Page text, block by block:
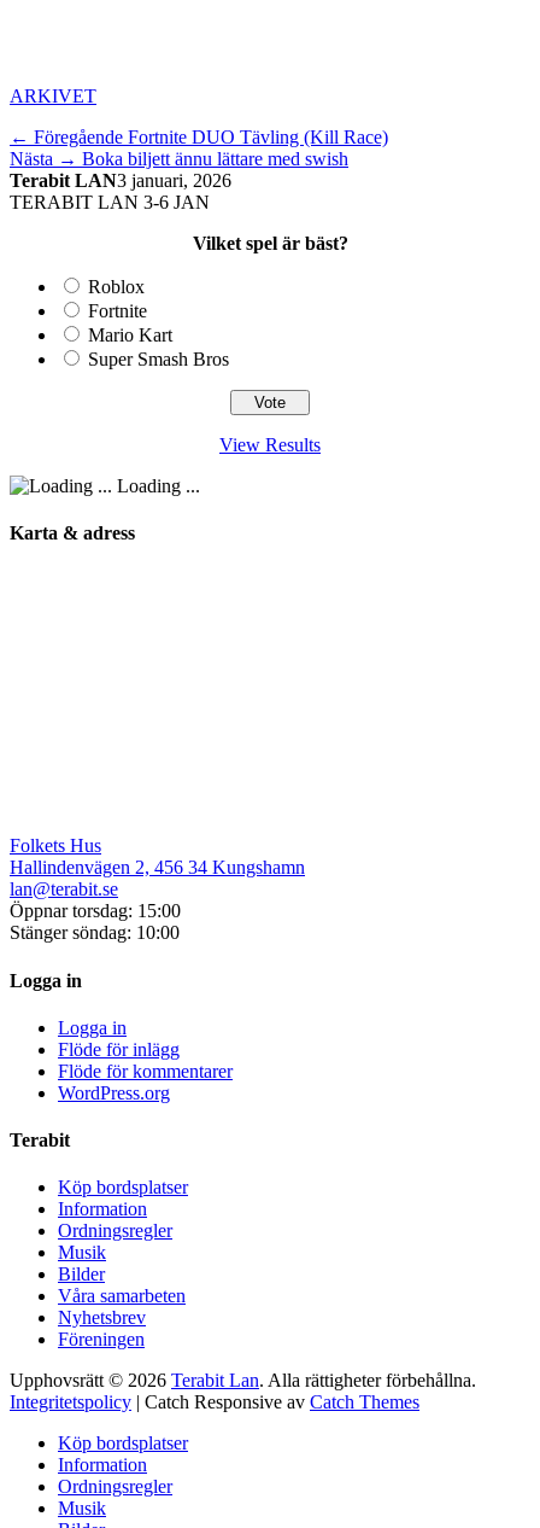
Kategorier
ARKIVET
Inläggsnavigering
← Föregående Föregående
inlägg:
Fortnite DUO Tävling (Kill Race)
Nästa → Nästa
inlägg:
Boka biljett ännu lättare med swish
Terabit LAN3 januari, 2026
TERABIT LAN 3-6 JAN
Vilket spel är bäst?
Roblox
Fortnite
Mario Kart
Super Smash Bros
View Results
Loading ...
Karta & adress
Folkets Hus
Hallindenvägen 2, 456 34 Kungshamn
lan@terabit.se
Öppnar torsdag: 15:00
Stänger söndag: 10:00
Logga in
Logga in
Flöde för inlägg
Flöde för kommentarer
WordPress.org
Terabit
Köp bordsplatser
Information
Ordningsregler
Musik
Bilder
Våra samarbeten
Nyhetsbrev
Föreningen
Upphovsrätt © 2026 Terabit Lan. Alla rättigheter förbehållna.
Integritetspolicy | Catch Responsive av Catch Themes
Köp bordsplatser
Information
Ordningsregler
Musik